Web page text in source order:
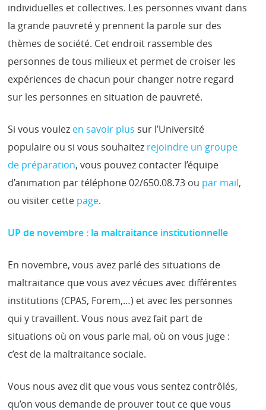
individuelles et collectives. Les personnes vivant dans
la grande pauvreté y prennent la parole sur des
thèmes de société. Cet endroit rassemble des
personnes de tous milieux et permet de croiser les
expériences de chacun pour changer notre regard
sur les personnes en situation de pauvreté.
Si vous voulez en savoir plus sur l’Université
populaire ou si vous souhaitez rejoindre un groupe
de préparation, vous pouvez contacter l’équipe
d’animation par téléphone 02/650.08.73 ou par mail,
ou visiter cette page.
UP de novembre : la maltraitance institutionnelle
En novembre, vous avez parlé des situations de
maltraitance que vous avez vécues avec différentes
institutions (CPAS, Forem,…) et avec les personnes
qui y travaillent. Vous nous avez fait part de
situations où on vous parle mal, où on vous juge :
c’est de la maltraitance sociale.
Vous nous avez dit que vous vous sentez contrôlés,
qu’on vous demande de prouver tout ce que vous